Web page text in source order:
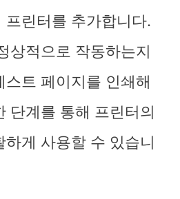
프린터를 추가합니다.
상적으로 작동하는지
트 페이지를 인쇄해
단계를 통해 프린터의
하게 사용할 수 있습니